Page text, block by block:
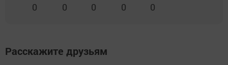
0 0 0 0 0
Расскажите друзьям